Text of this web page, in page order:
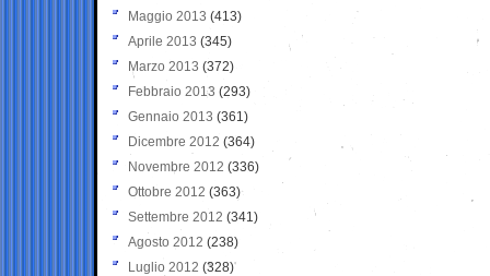
Maggio 2013 (413)
Aprile 2013 (345)
Marzo 2013 (372)
Febbraio 2013 (293)
Gennaio 2013 (361)
Dicembre 2012 (364)
Novembre 2012 (336)
Ottobre 2012 (363)
Settembre 2012 (341)
Agosto 2012 (238)
Luglio 2012 (328)